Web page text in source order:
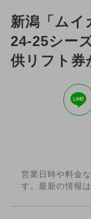
新潟「ムイ
24-25シー
供リフト券
営業日時や料金
す。最新の情報